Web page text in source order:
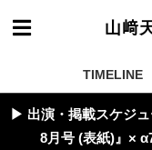
山﨑
TIMELINE
▶︎ 出演・掲載スケジ
8月号 (表紙)』×